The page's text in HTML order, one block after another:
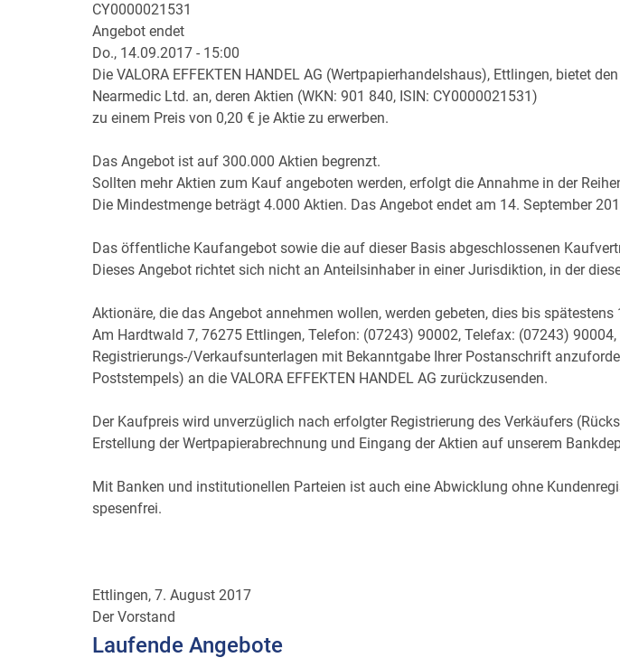
CY0000021531
Angebot endet
Do., 14.09.2017 - 15:00
Die VALORA EFFEKTEN HANDEL AG (Wertpapierhandelshaus), Ettlingen, bietet
Nearmedic Ltd. an, deren Aktien (WKN: 901 840, ISIN: CY0000021531)
zu einem Preis von 0,20 € je Aktie zu erwerben.
Das Angebot ist auf 300.000 Aktien begrenzt.
Sollten mehr Aktien zum Kauf angeboten werden, erfolgt die Annahme in der
Die Mindestmenge beträgt 4.000 Aktien. Das Angebot endet am 14. September
Das öffentliche Kaufangebot sowie die auf dieser Basis abgeschlossenen
Dieses Angebot richtet sich nicht an Anteilsinhaber in einer Jurisdiktion, in der
Aktionäre, die das Angebot annehmen wollen, werden gebeten, dies bis spätestens
Am Hardtwald 7, 76275 Ettlingen, Telefon: (07243) 90002, Telefax: (07243) 90004,
Registrierungs-/Verkaufsunterlagen mit Bekanntgabe Ihrer Postanschrift
Poststempels) an die VALORA EFFEKTEN HANDEL AG zurückzusenden.
Der Kaufpreis wird unverzüglich nach erfolgter Registrierung des Verkäufers
Erstellung der Wertpapierabrechnung und Eingang der Aktien auf unserem
Mit Banken und institutionellen Parteien ist auch eine Abwicklung ohne
spesenfrei.
Ettlingen, 7. August 2017
Der Vorstand
Laufende Angebote